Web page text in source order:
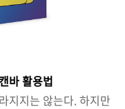
바 활용법
지지는 않는다. 하지만